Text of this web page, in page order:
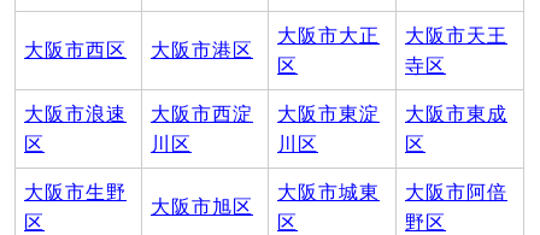
大阪市西区 大阪市港区
大阪市大正
区
大阪市天王
寺区
大阪市浪速
区
大阪市西淀
川区
大阪市東淀
川区
大阪市東成
区
大阪市生野
区
大阪市旭区
大阪市城東
区
大阪市阿倍
野区